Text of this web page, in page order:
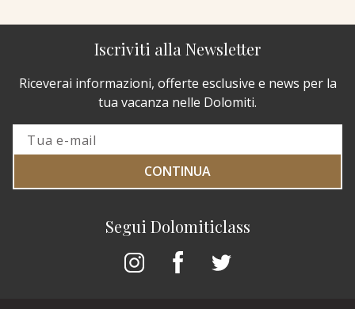
Segui Dolomiticlass
Iscriviti alla Newsletter
Riceverai informazioni, offerte esclusive e news per la
tua vacanza nelle Dolomiti.
CONTINUA